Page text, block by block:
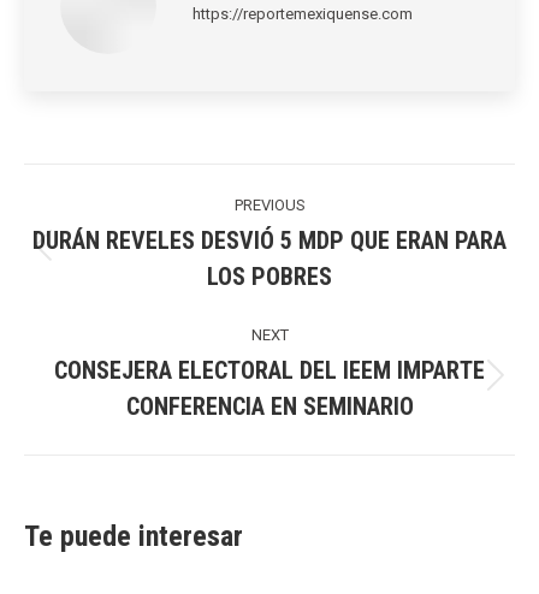
https://reportemexiquense.com
PREVIOUS
post:
DURÁN REVELES DESVIÓ 5 MDP QUE ERAN PARA
LOS POBRES
NEXT
post:
CONSEJERA ELECTORAL DEL IEEM IMPARTE
CONFERENCIA EN SEMINARIO
Te puede interesar